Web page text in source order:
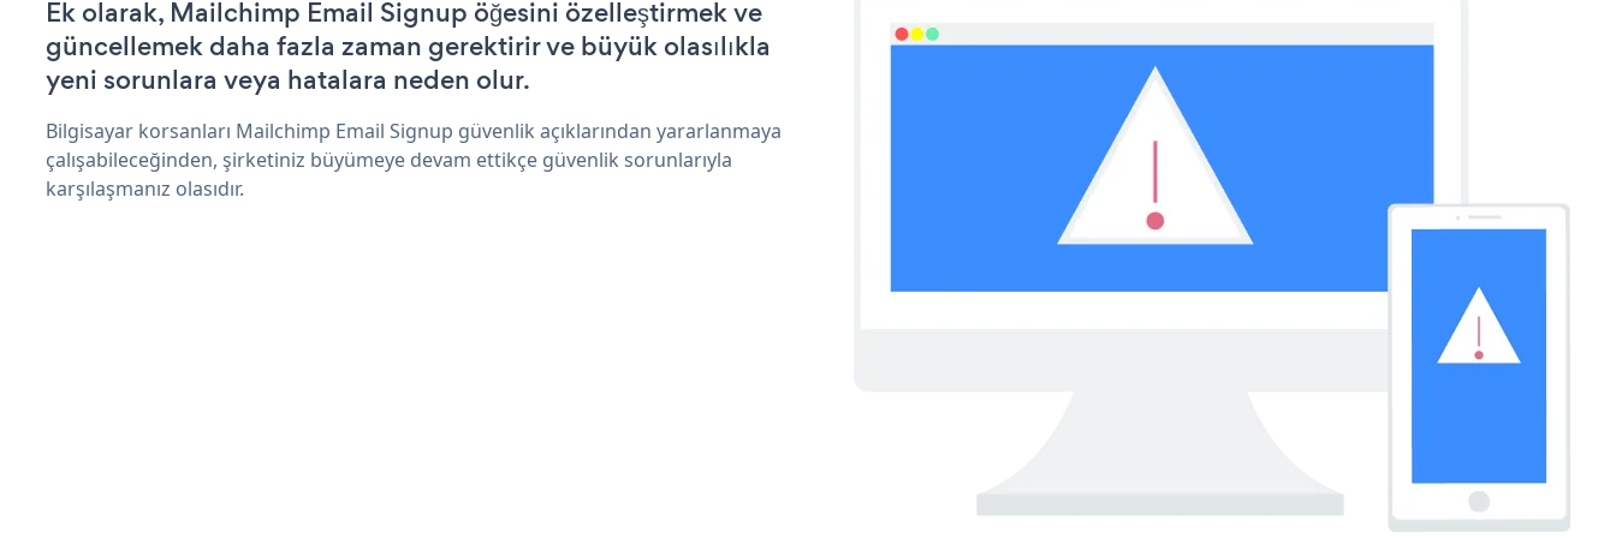
Ek olarak, Mailchimp Email Signup öğesini özelleştirmek ve
güncellemek daha fazla zaman gerektirir ve büyük olasılıkla
yeni sorunlara veya hatalara neden olur.
Bilgisayar korsanları Mailchimp Email Signup güvenlik açıklarından yararlanmaya
çalışabileceğinden, şirketiniz büyümeye devam ettikçe güvenlik sorunlarıyla
karşılaşmanız olasıdır.